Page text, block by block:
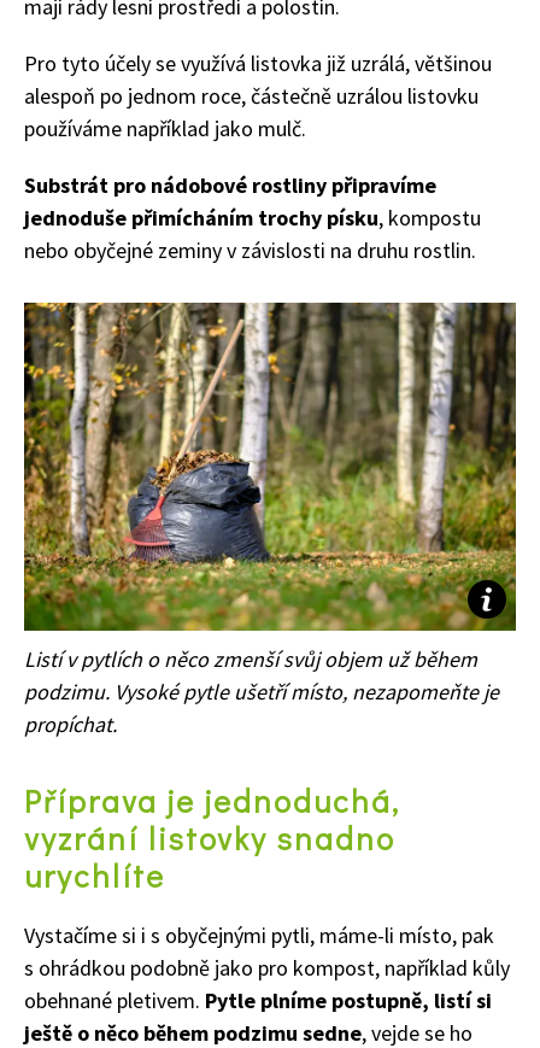
Naše krásná zahrada
65 Kč
mají rády lesní prostředí a polostín.
Pro tyto účely se využívá listovka již uzrálá, většinou
alespoň po jednom roce, částečně uzrálou listovku
používáme například jako mulč.
Substrát pro nádobové rostliny připravíme
jednoduše přimícháním trochy písku, kompostu
nebo obyčejné zeminy v závislosti na druhu rostlin.
Listí v pytlích o něco zmenší svůj objem už během
podzimu. Vysoké pytle ušetří místo, nezapomeňte je
propíchat.
Příprava je jednoduchá,
vyzrání listovky snadno
urychlíte
Vystačíme si i s obyčejnými pytli, máme-li místo, pak
s ohrádkou podobně jako pro kompost, například kůly
obehnané pletivem. Pytle plníme postupně, listí si
ještě o něco během podzimu sedne, vejde se ho